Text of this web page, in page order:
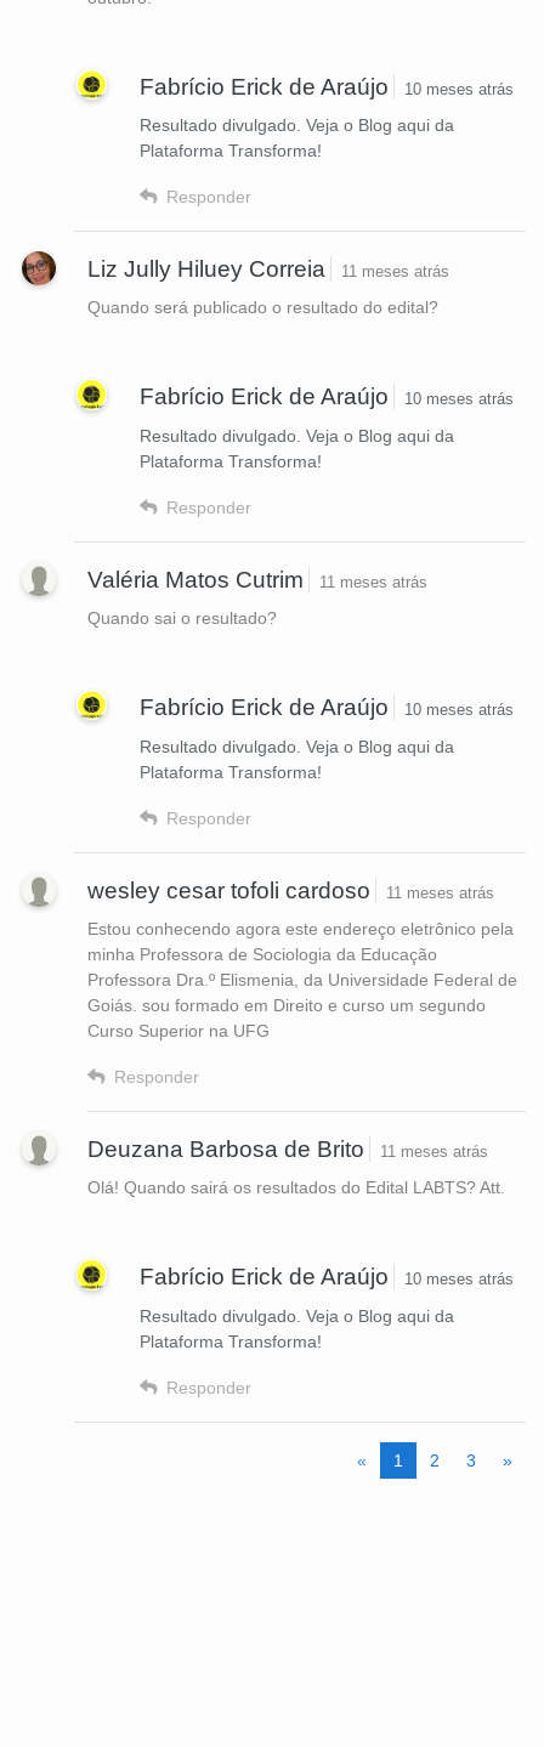
Fabrício Erick de Araújo 10 meses atrás
Resultado divulgado. Veja o Blog aqui da
Plataforma Transforma!
Responder
Liz Jully Hiluey Correia 11 meses atrás
Quando será publicado o resultado do edital?
Fabrício Erick de Araújo 10 meses atrás
Resultado divulgado. Veja o Blog aqui da
Plataforma Transforma!
Responder
Valéria Matos Cutrim 11 meses atrás
Quando sai o resultado?
Fabrício Erick de Araújo 10 meses atrás
Resultado divulgado. Veja o Blog aqui da
Plataforma Transforma!
Responder
wesley cesar tofoli cardoso 11 meses atrás
Estou conhecendo agora este endereço eletrônico pela
minha Professora de Sociologia da Educação
Professora Dra.º Elismenia, da Universidade Federal de
Goiás. sou formado em Direito e curso um segundo
Curso Superior na UFG
Responder
Deuzana Barbosa de Brito 11 meses atrás
Olá! Quando sairá os resultados do Edital LABTS? Att.
Fabrício Erick de Araújo 10 meses atrás
Resultado divulgado. Veja o Blog aqui da
Plataforma Transforma!
Responder
« 1 2 3 »